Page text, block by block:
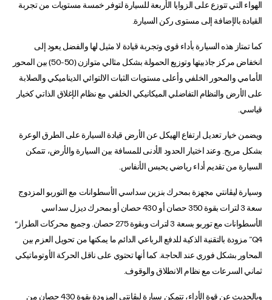
الهواء التي تتوزع على الزوايا الأربعة للسيارة لتوفر خمسة مستويات من تجربة
القيادة بالإضافة إلى مستوى ركن السيارة.
كما تمتاز هذه السيارة بأداء قوي وتجربة قيادة لا مثيل لها والفضل يعود إلى
انخفاض مركز جاذبيتها وتوزيع الحمولة بشكل مثالي متوازن (50-50) بين المحور
الأمامي والمحور الخلفي وأعلى مستويات الثبات الالتوائي الديناميكي والصلابة
على الأرض والنظام التفاضلي الميكانيكي الخلفي مع نظام الإغلاق الذاتي كخيار
قياسي.
ويضمن خيار تعديل ارتفاع الهيكل عن الأرض قيادة السيارة على الطرق الوعرة
بشكل مريح. وعند اختيار الحدود الأدنى للمسافة بين السيارة والأرض، تتمكن
السيارة من تقديم أداء رياضي يحبس الأنفاس.
وسيارة ليڤانتي مجهزة بمحرك بنزين سداسي الأسطوانات مع التوربو المزدوج
سعة 3 لترات بقوة 350 حصان أو 430 حصان أو بمحرك ديزل سداسي
الأسطوانات مع توربو بسعة 3 لترات وبقوة 275 حصان. وجميع محركات الطراز“
Q4” مزودة بالتقنية الذكية للدفع الرباعي الدائم ما يمكنها من تحويل العزم بين
المحاور بشكل فوري عند الحاجة. كما أنها تحتوي على ناقل الحركة الأوتوماتيكي
ثماني السرعات مع نظام الانطلاق والوقوف.
وبالحديث عن قوة الأداء، تتمكن سيارة ليڤانتي المزودة بقوة 430 حصان من